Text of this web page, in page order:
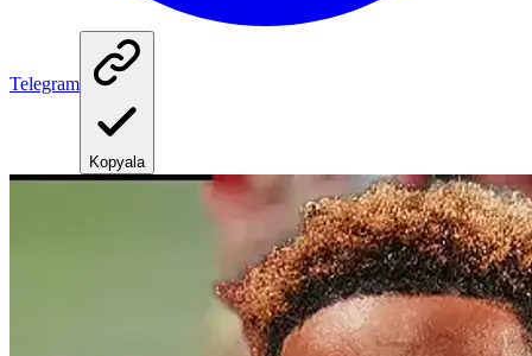
Telegram
Kopyala